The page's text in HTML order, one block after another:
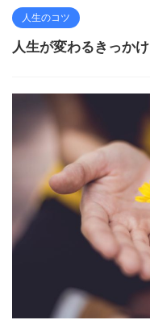
人生のコツ
人生が変わるきっかけ